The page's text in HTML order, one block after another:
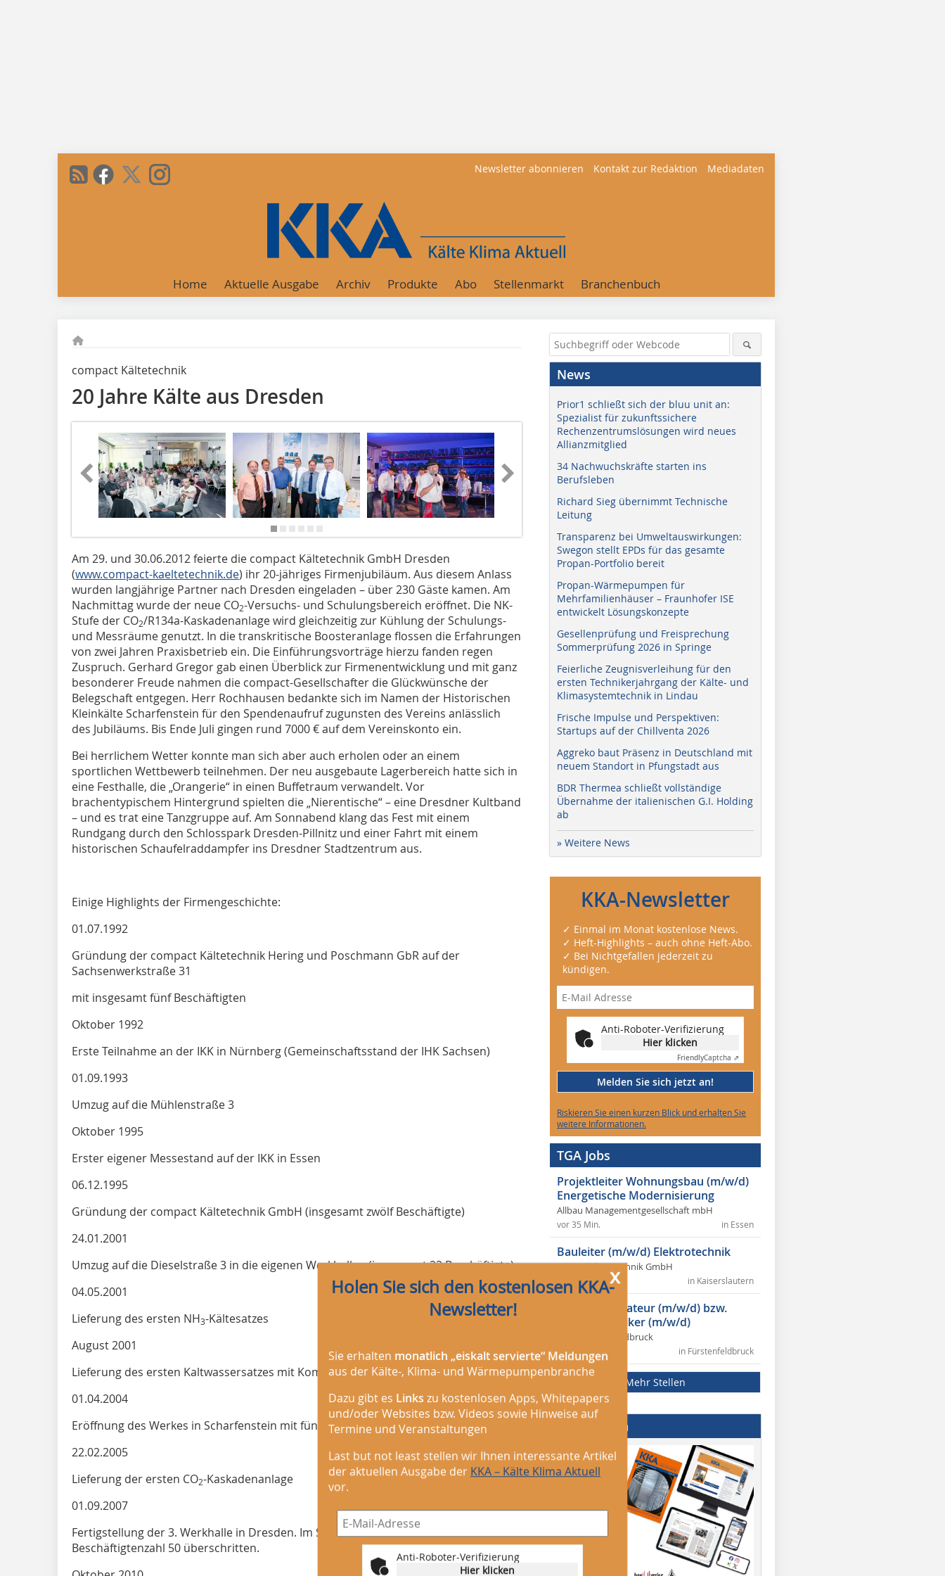
Newsletter abonnieren Kontakt zur Redaktion Mediadaten
Home Aktuelle Ausgabe Archiv Produkte Abo Stellenmarkt Branchenbuch
compact Kältetechnik
20 Jahre Kälte aus Dresden
Am 29. und 30.06.2012 feierte die compact Kältetechnik GmbH Dresden
(www.compact-kaeltetechnik.de) ihr 20-jähriges Firmenjubiläum. Aus diesem Anlass
wurden langjährige Partner nach Dresden eingeladen – über 230 Gäste kamen. Am
Nachmittag wurde der neue CO2-Versuchs- und Schulungsbereich eröffnet. Die NK-
Stufe der CO2/R134a-Kaskadenanlage wird gleichzeitig zur Kühlung der Schulungs-
und Messräume genutzt. In die transkritische Boosteranlage flossen die Erfahrungen
von zwei Jahren Praxisbetrieb ein. Die Einführungsvorträge hierzu fanden regen
Zuspruch. Gerhard Gregor gab einen Überblick zur Firmenentwicklung und mit ganz
besonderer Freude nahmen die compact-Gesellschafter die Glückwünsche der
Belegschaft entgegen. Herr Rochhausen bedankte sich im Namen der Historischen
Kleinkälte Scharfenstein für den Spendenaufruf zugunsten des Vereins anlässlich
des Jubiläums. Bis Ende Juli gingen rund 7000 € auf dem Vereinskonto ein.
Bei herrlichem Wetter konnte man sich aber auch erholen oder an einem
sportlichen Wettbewerb teilnehmen. Der neu ausgebaute Lagerbereich hatte sich in
eine Festhalle, die „Orangerie“ in einen Buffetraum verwandelt. Vor
brachentypischem Hintergrund spielten die „Nierentische“ – eine Dresdner Kultband
– und es trat eine Tanzgruppe auf. Am Sonnabend klang das Fest mit einem
Rundgang durch den Schlosspark Dresden-Pillnitz und einer Fahrt mit einem
historischen Schaufelraddampfer ins Dresdner Stadtzentrum aus.
Einige Highlights der Firmengeschichte:
01.07.1992
Gründung der compact Kältetechnik Hering und Poschmann GbR auf der
Sachsenwerkstraße 31
mit insgesamt fünf Beschäftigten
Oktober 1992
Erste Teilnahme an der IKK in Nürnberg (Gemeinschaftsstand der IHK Sachsen)
01.09.1993
Umzug auf die Mühlenstraße 3
Oktober 1995
Erster eigener Messestand auf der IKK in Essen
06.12.1995
Gründung der compact Kältetechnik GmbH (insgesamt zwölf Beschäftigte)
24.01.2001
Umzug auf die Dieselstraße 3 in die eigenen Werkhallen (insgesamt 22 Beschäftigte)
04.05.2001
Lieferung des ersten NH3-Kältesatzes
August 2001
Lieferung des ersten Kaltwassersatzes mit Kompakt-Schraubenverdichter
01.04.2004
Eröffnung des Werkes in Scharfenstein mit fünf Beschäftigten
22.02.2005
Lieferung der ersten CO2-Kaskadenanlage
01.09.2007
Fertigstellung der 3. Werkhalle in Dresden. Im September wird erstmals die
Beschäftigtenzahl 50 überschritten.
x
Holen Sie sich den kostenlosen KKA-
Newsletter!
Sie erhalten monatlich „eiskalt servierte“ Meldungen
aus der Kälte-, Klima- und Wärmepumpenbranche
Dazu gibt es Links zu kostenlosen Apps, Whitepapers
und/oder Websites bzw. Videos sowie Hinweise auf
Termine und Veranstaltungen
Last but not least stellen wir Ihnen interessante Artikel
der aktuellen Ausgabe der KKA – Kälte Klima Aktuell
vor.
Anti-Roboter-Verifizierung
Hier klicken
News
Prior1 schließt sich der bluu unit an:
Spezialist für zukunftssichere
Rechenzentrumslösungen wird neues
Allianzmitglied
34 Nachwuchskräfte starten ins
Berufsleben
Richard Sieg übernimmt Technische
Leitung
Transparenz bei Umweltauswirkungen:
Swegon stellt EPDs für das gesamte
Propan-Portfolio bereit
Propan-Wärmepumpen für
Mehrfamilienhäuser – Fraunhofer ISE
entwickelt Lösungskonzepte
Gesellenprüfung und Freisprechung
Sommerprüfung 2026 in Springe
Feierliche Zeugnisverleihung für den
ersten Technikerjahrgang der Kälte- und
Klimasystemtechnik in Lindau
Frische Impulse und Perspektiven:
Startups auf der Chillventa 2026
Aggreko baut Präsenz in Deutschland mit
neuem Standort in Pfungstadt aus
BDR Thermea schließt vollständige
Übernahme der italienischen G.I. Holding
ab
» Weitere News
KKA-Newsletter
✓ Einmal im Monat kostenlose News.
✓ Heft-Highlights – auch ohne Heft-Abo.
✓ Bei Nichtgefallen jederzeit zu
kündigen.
Anti-Roboter-Verifizierung
Hier klicken
FriendlyCaptcha ⇗
Melden Sie sich jetzt an!
Riskieren Sie einen kurzen Blick und erhalten Sie
weitere Informationen.
TGA Jobs
Projektleiter Wohnungsbau (m/w/d)
Energetische Modernisierung
Allbau Managementgesellschaft mbH
in Essen
vor 35 Min.
Bauleiter (m/w/d) Elektrotechnik
Salvia Elektrotechnik GmbH
in Kaiserslautern
vor 35 Min.
Elektroinstallateur (m/w/d) bzw.
Elektrotechniker (m/w/d)
Stadt Fürstenfeldbruck
in Fürstenfeldbruck
vor 35 Min.
Mehr Stellen
Mediadaten